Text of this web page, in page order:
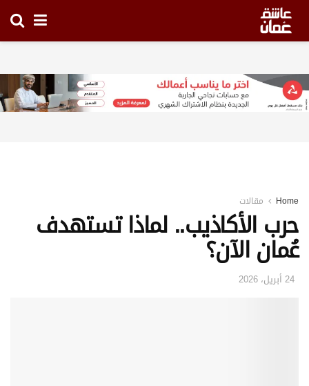
Home مقالات
حرب الأكاذيب.. لماذا تستهدف
عُمان الآن؟
24 أبريل، 2026